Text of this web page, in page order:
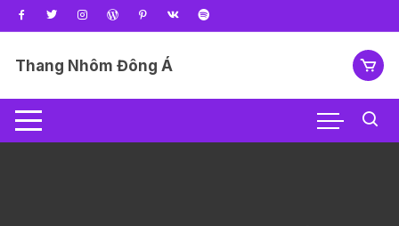
Chuyển
tới
dungThang Nhôm Đông Á